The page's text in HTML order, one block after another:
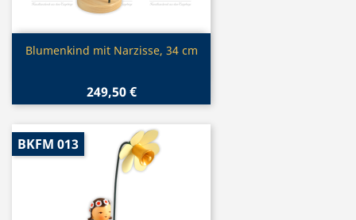
 Vorschau
Blumenkind mit Narzisse, 34 cm
249,50 €
BKFM 013